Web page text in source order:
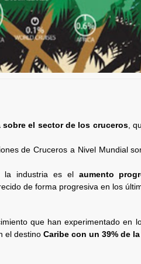
sobre el sector de los cruceros,
de Cruceros a Nivel Mundial
la industria es el aumento
de forma progresiva en los
que han experimentado en
el destino Caribe con un 39% de